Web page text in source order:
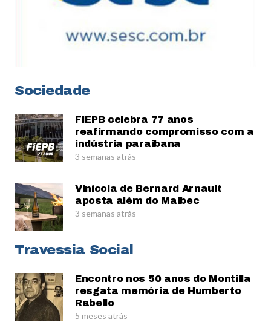
Sociedade
FIEPB celebra 77 anos
reafirmando compromisso com a
indústria paraibana
3 semanas atrás
Vinícola de Bernard Arnault
aposta além do Malbec
3 semanas atrás
Travessia Social
Encontro nos 50 anos do Montilla
resgata memória de Humberto
Rabello
5 meses atrás